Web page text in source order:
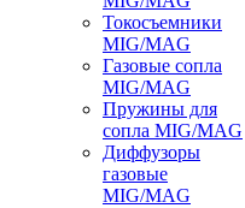
Токосъемники
MIG/MAG
Газовые сопла
MIG/MAG
Пружины для
сопла MIG/MAG
Диффузоры
газовые
MIG/MAG